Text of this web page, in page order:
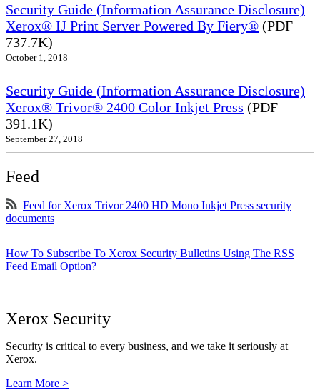
Security Guide (Information Assurance Disclosure)
Xerox® IJ Print Server Powered By Fiery® (PDF
737.7K)
October 1, 2018
Security Guide (Information Assurance Disclosure)
Xerox® Trivor® 2400 Color Inkjet Press (PDF
391.1K)
September 27, 2018
Feed
Feed for Xerox Trivor 2400 HD Mono Inkjet Press security
documents
How To Subscribe To Xerox Security Bulletins Using The RSS
Feed Email Option?
Xerox Security
Security is critical to every business, and we take it seriously at
Xerox.
Learn More >